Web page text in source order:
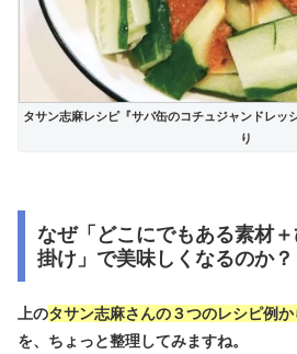
タサン志麻レシピ『サバ缶のコチュジャンドレッ
り
なぜ「どこにでもある素材
掛け」で美味しくなるのか？
上のタサン志麻さんの３つのレシピ例
を、ちょっと整理してみますね。